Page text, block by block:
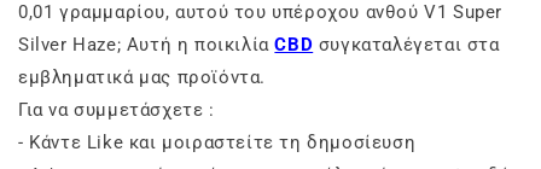
0,01 γραμμαρίου, αυτού του υπέροχου ανθού V1 Super
Silver Haze; Αυτή η ποικιλίαCBD συγκαταλέγεται στα
εμβληματικά μας προϊόντα.
Για να συμμετάσχετε :
- Κάντε Like και μοιραστείτε τη δημοσίευση